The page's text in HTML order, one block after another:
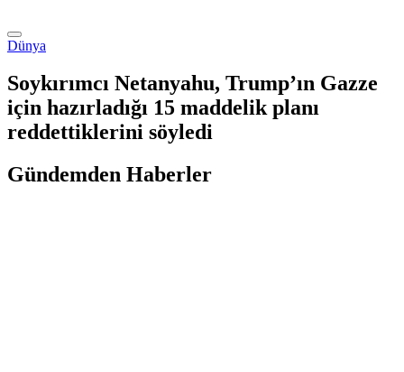
Dünya
Soykırımcı Netanyahu, Trump’ın Gazze
için hazırladığı 15 maddelik planı
reddettiklerini söyledi
Gündemden Haberler